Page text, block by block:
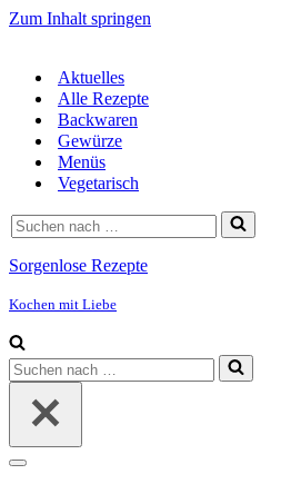
Zum Inhalt springen
Aktuelles
Alle Rezepte
Backwaren
Gewürze
Menüs
Vegetarisch
Suchen
nach …
Sorgenlose Rezepte
Kochen mit Liebe
Suchen
nach …
Navigationsmenü